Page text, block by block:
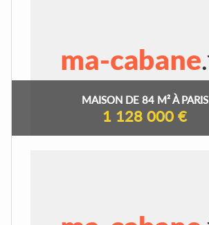
MAISON DE 84 M² À PARIS
1 128 000 €